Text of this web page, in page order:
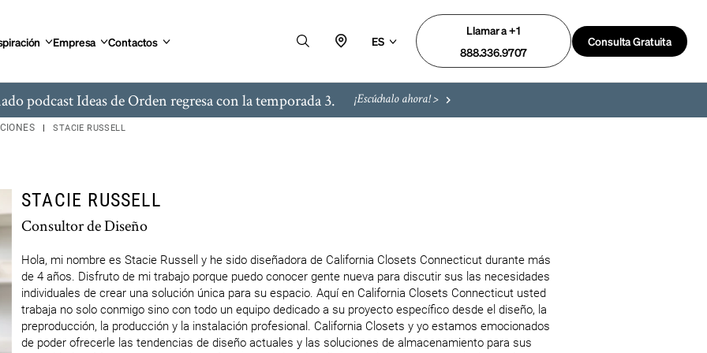
Empresa Contactos ES
Llamar a +1
888.336.9707
Consulta Gratuita
podcast Ideas de Orden regresa con la temporada 3. ¡Escúchalo ahora! >
STACIE RUSSELL
STACIE RUSSELL
Consultor de Diseño
Hola, mi nombre es Stacie Russell y he sido diseñadora de California Closets Connecticut durante más
de 4 años. Disfruto de mi trabajo porque puedo conocer gente nueva para discutir sus las necesidades
individuales de crear una solución única para su espacio. Aquí en California Closets Connecticut usted
trabaja no solo conmigo sino con todo un equipo dedicado a su proyecto específico desde el diseño, la
preproducción, la producción y la instalación profesional. California Closets y yo estamos emocionados
de poder ofrecerle las tendencias de diseño actuales y las soluciones de almacenamiento para sus